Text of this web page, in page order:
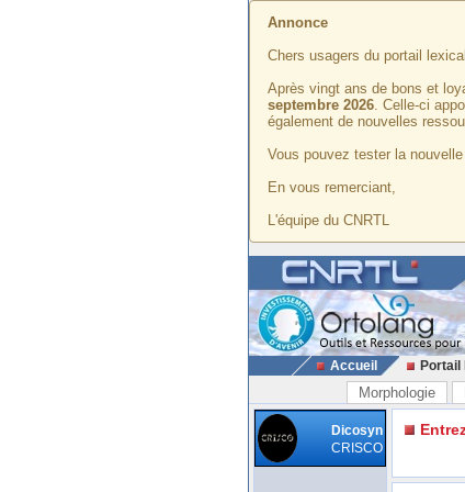
Annonce
Chers usagers du portail
Après vingt ans de bons et
septembre 2026. Celle-ci
également de nouvelles
Vous pouvez tester la
En vous remerciant,
L'équipe du CNRTL
Accueil Portail
Morphologie
Dicosyn
CRISCO